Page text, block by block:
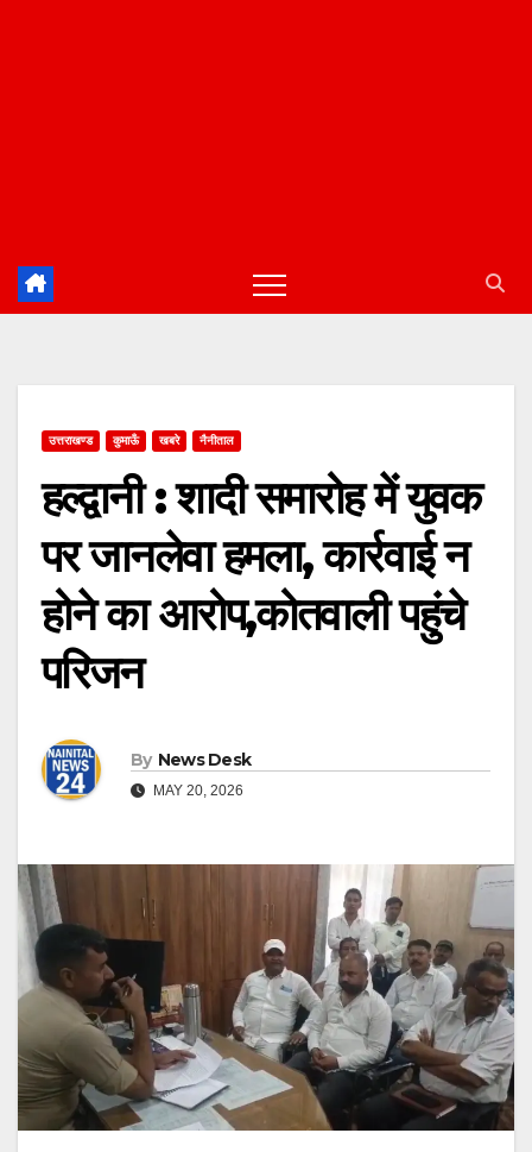
उत्तराखण्ड कुमाऊँ खबरे नैनीताल
हल्द्वानी : शादी समारोह में युवक
पर जानलेवा हमला, कार्रवाई न
होने का आरोप,कोतवाली पहुंचे
परिजन
By News Desk
MAY 20, 2026